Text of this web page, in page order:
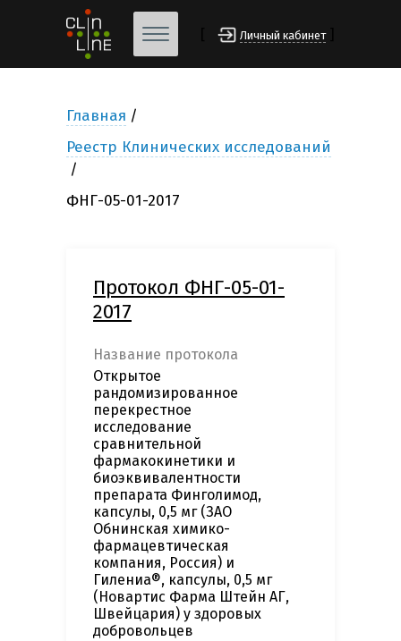
Личный кабинет
Главная
Реестр Клинических исследований
ФНГ-05-01-2017
Протокол ФНГ-05-01-
2017
Название протокола
Открытое
рандомизированное
перекрестное
исследование
сравнительной
фармакокинетики и
биоэквивалентности
препарата Финголимод,
капсулы, 0,5 мг (ЗАО
Обнинская химико-
фармацевтическая
компания, Россия) и
Гилениа®, капсулы, 0,5 мг
(Новартис Фарма Штейн АГ,
Швейцария) у здоровых
добровольцев